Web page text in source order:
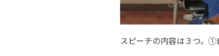
スピーチの内容は３つ。